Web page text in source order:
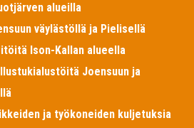
alueilla
väylästöllä ja Pielisellä
Ison-Kallan alueella
Joensuun ja
ja työkoneiden kuljetuksia